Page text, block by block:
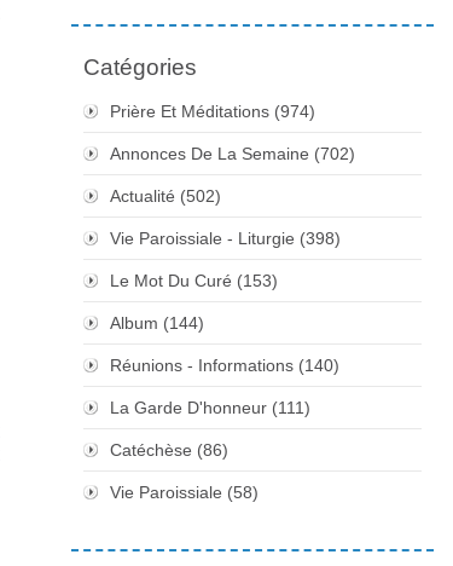
Catégories
Prière Et Méditations (974)
Annonces De La Semaine (702)
Actualité (502)
Vie Paroissiale - Liturgie (398)
Le Mot Du Curé (153)
Album (144)
Réunions - Informations (140)
La Garde D'honneur (111)
Catéchèse (86)
Vie Paroissiale (58)